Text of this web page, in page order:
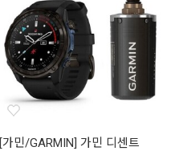
[가민/GARMIN] 가민 디센트